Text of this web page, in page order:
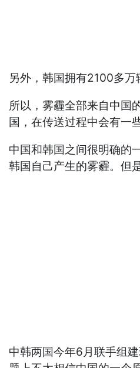
另外，韩国拥有2100多万
所以，雾霾全部来自中国
国，在传送过程中会有一
中国和韩国之间很明确的
韩国自己产生的雾霾。但
中韩两国今年6月联手组